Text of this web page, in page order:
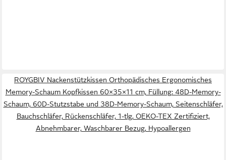
ROYGBIV Nackenstützkissen Orthopädisches Ergonomisches
Memory-Schaum Kopfkissen 60×35×11 cm, Füllung: 48D-Memory-
Schaum, 60D-Stutzstabe und 38D-Memory-Schaum, Seitenschläfer,
Bauchschläfer, Rückenschläfer, 1-tlg, OEKO-TEX Zertifiziert,
Abnehmbarer, Waschbarer Bezug, Hypoallergen